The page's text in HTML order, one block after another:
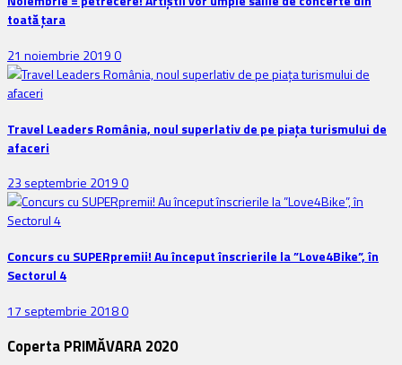
toată țara
21 noiembrie 20190
Travel Leaders România, noul superlativ de pe piața turismului de
afaceri
23 septembrie 20190
Concurs cu SUPERpremii! Au început înscrierile la ”Love4Bike”, în
Sectorul 4
17 septembrie 20180
Coperta PRIMĂVARA 2020